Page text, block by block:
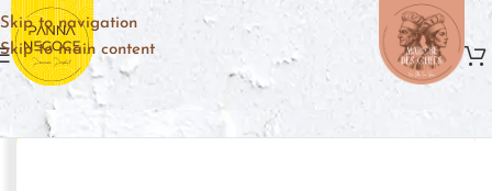
Skip to navigation
Skip to main content